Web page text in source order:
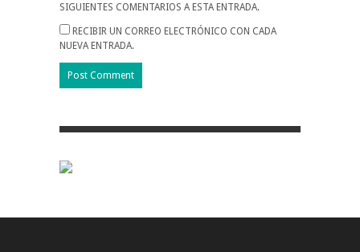
SIGUIENTES COMENTARIOS A ESTA ENTRADA.
RECIBIR UN CORREO ELECTRÓNICO CON CADA
NUEVA ENTRADA.